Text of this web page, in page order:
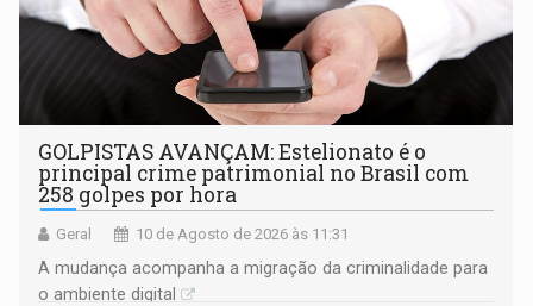
GOLPISTAS AVANÇAM: Estelionato é o
principal crime patrimonial no Brasil com
258 golpes por hora
Geral 10 de Agosto de 2026 às 11:31
A mudança acompanha a migração da criminalidade para
o ambiente digital